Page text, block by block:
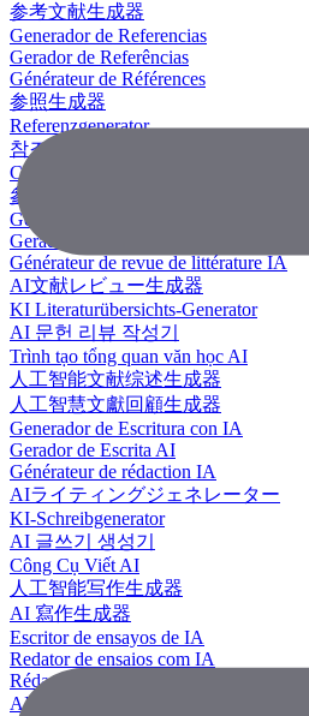
参考文献生成器
Generador de Referencias
Gerador de Referências
Générateur de Références
参照生成器
Referenzgenerator
참조 생성기
Công Cụ Tạo Tài Liệu Tham Khảo
參考文獻生成器
Generador de revisión literaria con IA
Gerador de Revisão de Literatura em IA
Générateur de revue de littérature IA
AI文献レビュー生成器
KI Literaturübersichts-Generator
AI 문헌 리뷰 작성기
Trình tạo tổng quan văn học AI
人工智能文献综述生成器
人工智慧文獻回顧生成器
Generador de Escritura con IA
Gerador de Escrita AI
Générateur de rédaction IA
AIライティングジェネレーター
KI-Schreibgenerator
AI 글쓰기 생성기
Công Cụ Viết AI
人工智能写作生成器
AI 寫作生成器
Escritor de ensayos de IA
Redator de ensaios com IA
Rédacteur d'essais IA
AIエッセイライター